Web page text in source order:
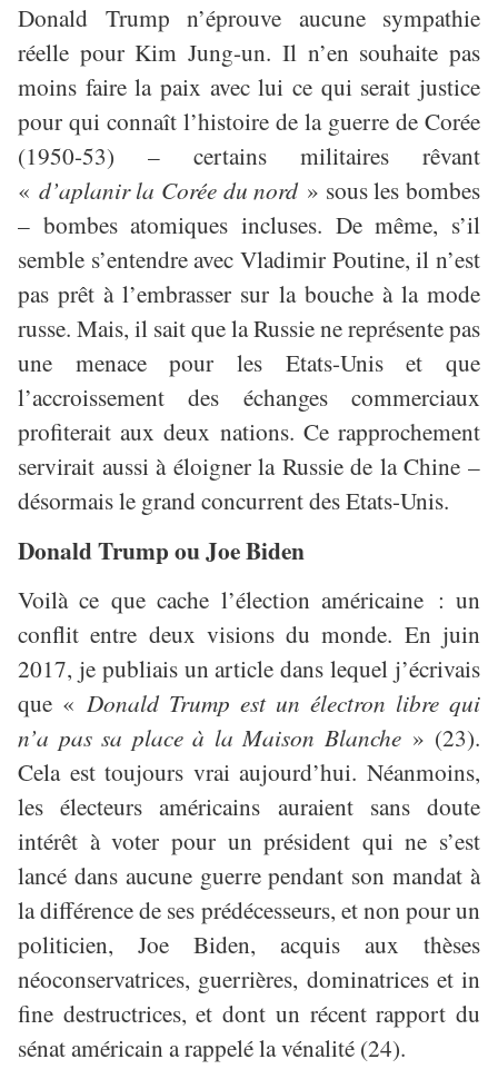
Donald Trump n’éprouve aucune sympathie
réelle pour Kim Jung-un. Il n’en souhaite pas
moins faire la paix avec lui ce qui serait justice
pour qui connaît l’histoire de la guerre de Corée
(1950-53) – certains militaires rêvant
« d’aplanir la Corée du nord » sous les bombes
– bombes atomiques incluses. De même, s’il
semble s’entendre avec Vladimir Poutine, il n’est
pas prêt à l’embrasser sur la bouche à la mode
russe. Mais, il sait que la Russie ne représente pas
une menace pour les Etats-Unis et que
l’accroissement des échanges commerciaux
profiterait aux deux nations. Ce rapprochement
servirait aussi à éloigner la Russie de la Chine –
désormais le grand concurrent des Etats-Unis.
Donald Trump ou Joe Biden
Voilà ce que cache l’élection américaine : un
conflit entre deux visions du monde. En juin
2017, je publiais un article dans lequel j’écrivais
que « Donald Trump est un électron libre qui
n’a pas sa place à la Maison Blanche» (23).
Cela est toujours vrai aujourd’hui. Néanmoins,
les électeurs américains auraient sans doute
intérêt à voter pour un président qui ne s’est
lancé dans aucune guerre pendant son mandat à
la différence de ses prédécesseurs, et non pour un
politicien, Joe Biden, acquis aux thèses
néoconservatrices, guerrières, dominatrices et in
fine destructrices, et dont un récent rapport du
sénat américain a rappelé la vénalité (24).